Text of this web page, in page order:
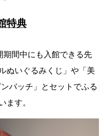
特典
期間中にも入館できる先
ぬいぐるみくじ」や「美
バッチ」とセットでふる
ます。